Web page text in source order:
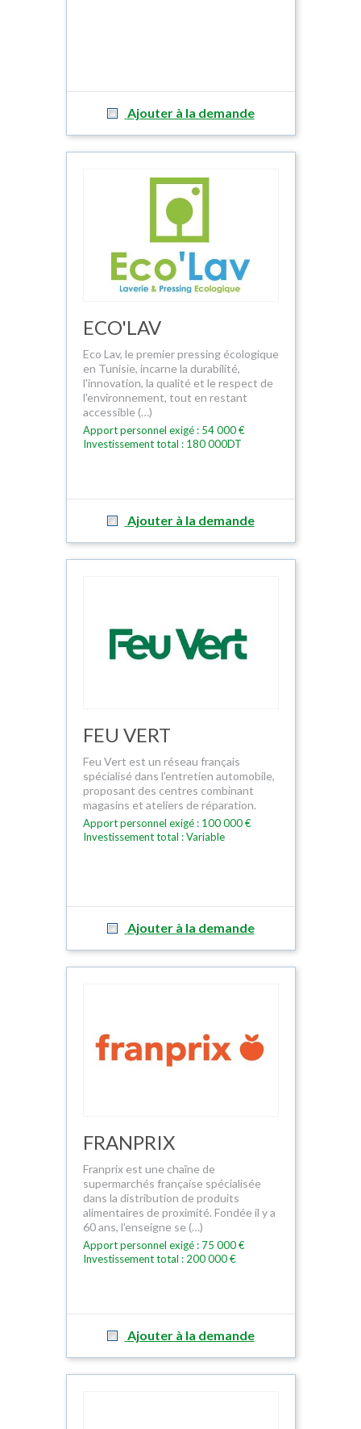
Ajouter à la demande
ECO'LAV
Eco Lav, le premier pressing écologique
en Tunisie, incarne la durabilité,
l'innovation, la qualité et le respect de
l'environnement, tout en restant
accessible (…)
Apport personnel exigé : 54 000 €
Investissement total : 180 000DT
Ajouter à la demande
FEU VERT
Feu Vert est un réseau français
spécialisé dans l'entretien automobile,
proposant des centres combinant
magasins et ateliers de réparation.
Apport personnel exigé : 100 000 €
Investissement total : Variable
Ajouter à la demande
FRANPRIX
Franprix est une chaîne de
supermarchés française spécialisée
dans la distribution de produits
alimentaires de proximité. Fondée il y a
60 ans, l'enseigne se (…)
Apport personnel exigé : 75 000 €
Investissement total : 200 000 €
Ajouter à la demande